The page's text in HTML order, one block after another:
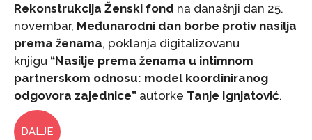
Rekonstrukcija Ženski fond na današnji dan 25.
novembar, Međunarodni dan borbe protiv nasilja
prema ženama, poklanja digitalizovanu
knjigu “Nasilje prema ženama u intimnom
partnerskom odnosu: model koordiniranog
odgovora zajednice” autorke Tanje Ignjatović.
DALJE